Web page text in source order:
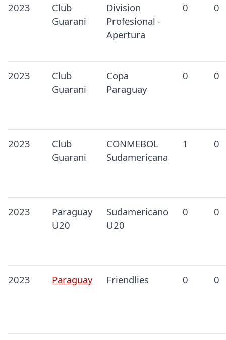
2023
Club
Guarani
Division
Profesional -
Apertura
0 0
2023
Club
Guarani
Copa
Paraguay
0 0
2023
Club
Guarani
CONMEBOL
Sudamericana
1 0
2023
Paraguay
U20
Sudamericano
U20
0 0
2023 Paraguay Friendlies 0 0